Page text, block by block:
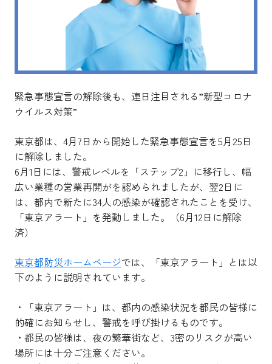
緊急事態宣言の解除後も、連日注目される”新型コロナ
ウイルス対策”
東京都は、4月7日から開始した緊急事態宣言を5月25日
に解除しました。
6月1日には、警戒レベルを「ステップ2」に移行し、幅
広い業種の営業再開がを認められましたが、翌2日に
は、都内で新たに34人の感染が確認されたことを受け、
「東京アラート」を発動しました。（6月12日に解除
済）
東京都防災ホームページでは、「東京アラート」とは以
下のように説明されています。
・「東京アラート」は、都内の感染状況を都民の皆様に
的確にお知らせし、警戒を呼び掛けるものです。
・都民の皆様は、夜の繁華街など、3密のリスクが高い
場所には十分ご注意ください。